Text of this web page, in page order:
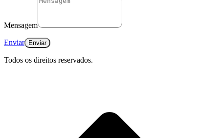
Mensagem
Enviar
Todos os direitos reservados.